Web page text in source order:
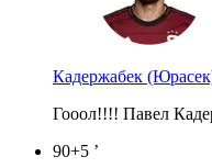
Кадержабек
Гооол!!!! Павел
90+5 ’